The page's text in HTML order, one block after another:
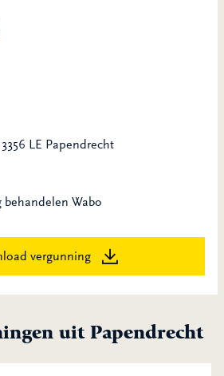
LE Papendrecht
behandelen Wabo
vergunning
uit Papendrecht